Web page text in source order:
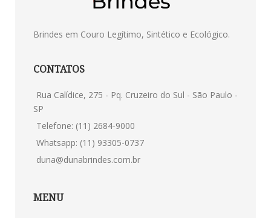
Brindes em Couro Legítimo, Sintético e Ecológico.
CONTATOS
Rua Calídice, 275 - Pq. Cruzeiro do Sul - São Paulo -
SP
Telefone: (11) 2684-9000
Whatsapp: (11) 93305-0737
duna@dunabrindes.com.br
MENU